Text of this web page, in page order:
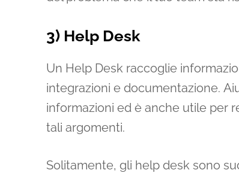
3) Help Desk
Un Help Desk raccoglie
integrazioni e documentazione.
informazioni ed è anche utile per
tali argomenti.
Solitamente, gli help desk sono